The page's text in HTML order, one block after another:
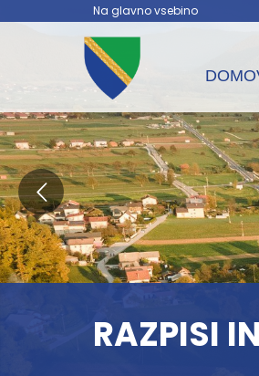
Na glavno vsebino
RAZPISI